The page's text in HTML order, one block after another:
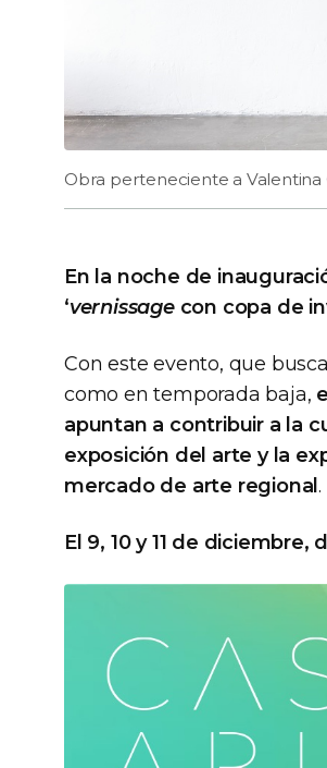
Obra perteneciente a Valentina
En la noche de
‘vernissagecon copa de
Con este evento, que
como en temporada baja,
apuntan a contribuir a la
exposición del arte y la
mercado de arte regional.
El 9, 10 y 11 de diciembre,